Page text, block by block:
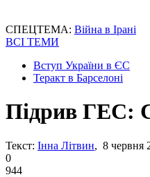
СПЕЦТЕМА: Війна в Ірані
ВСІ ТЕМИ
Вступ України в ЄС
Теракт в Барселоні
Підрив ГЕС:
Текст: Інна Літвин, 8 червня
0
944